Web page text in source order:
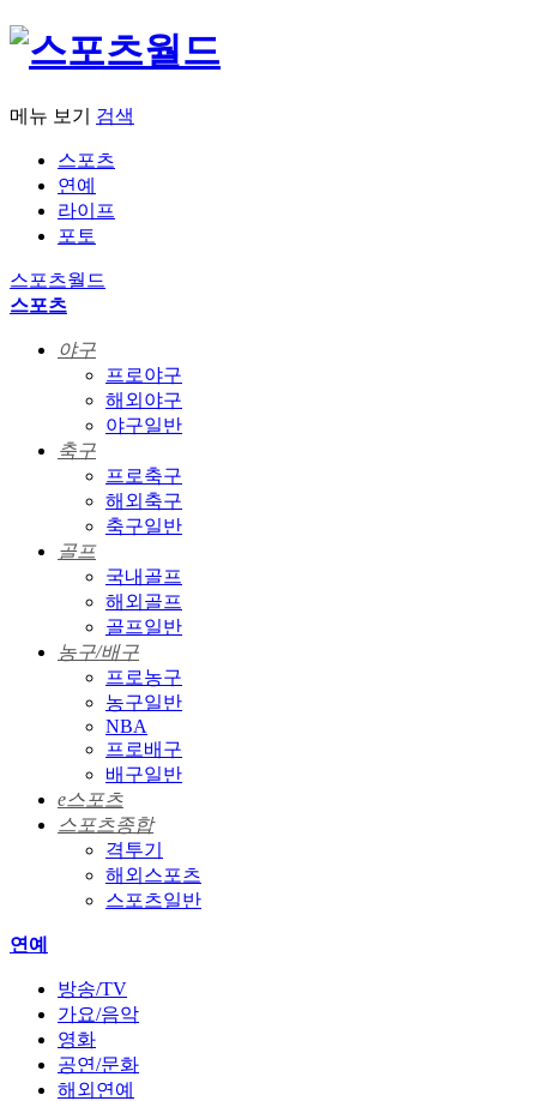
메뉴 보기 검색
스포츠
연예
라이프
포토
스포츠월드
스포츠
야구
프로야구
해외야구
야구일반
축구
프로축구
해외축구
축구일반
골프
국내골프
해외골프
골프일반
농구/배구
프로농구
농구일반
NBA
프로배구
배구일반
e스포츠
스포츠종합
격투기
해외스포츠
스포츠일반
연예
방송/TV
가요/음악
영화
공연/문화
해외연예